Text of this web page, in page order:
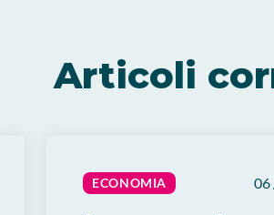
Articoli
ECONOMIA 06